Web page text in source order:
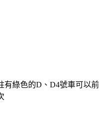
有綠色的D、D4號車可以前